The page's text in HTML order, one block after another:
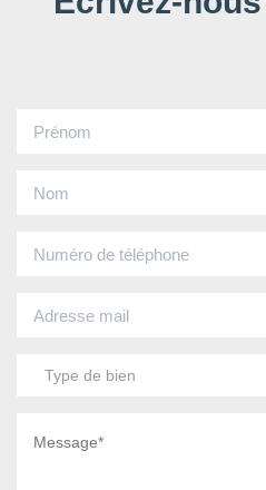
Type de bien